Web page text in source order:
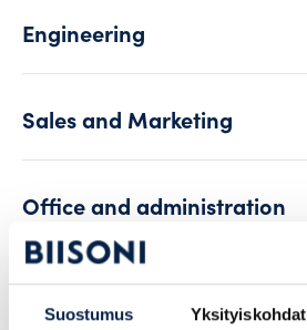
Suostumus Yksityiskohdat
Engineering
Sales and Marketing
Office and administration
IT